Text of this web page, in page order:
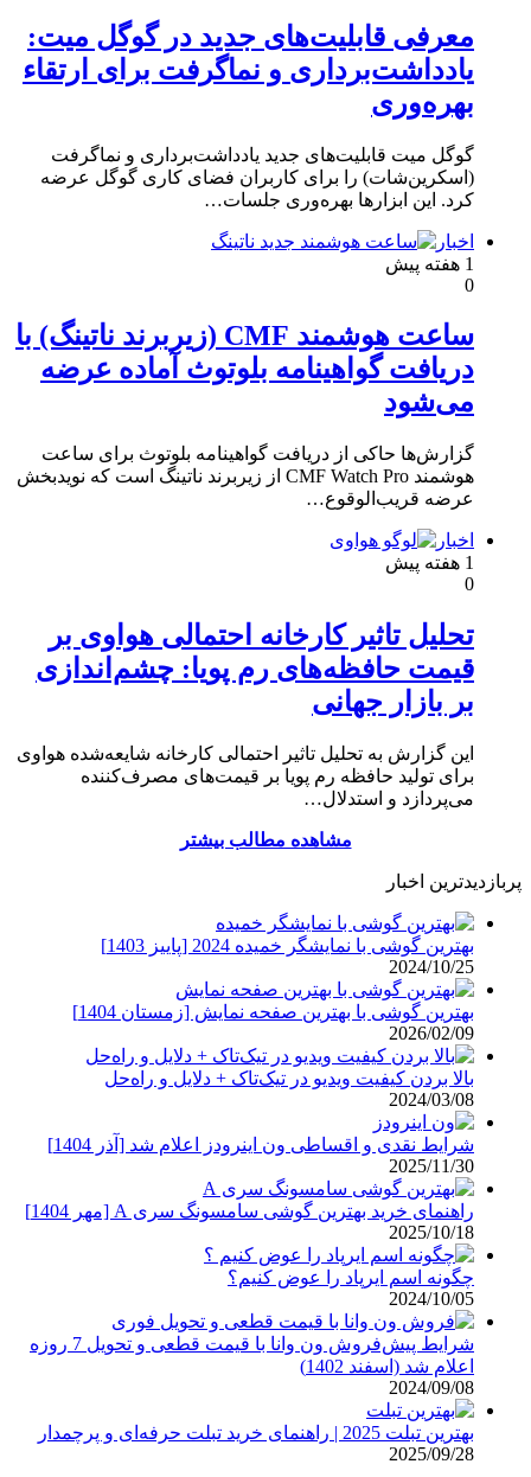
معرفی قابلیت‌های جدید در گوگل میت:
یادداشت‌برداری و نماگرفت برای ارتقاء
بهره‌وری
گوگل میت قابلیت‌های جدید یادداشت‌برداری و نماگرفت
(اسکرین‌شات) را برای کاربران فضای کاری گوگل عرضه
کرد. این ابزارها بهره‌وری جلسات…
اخبار
1 هفته پیش
0
ساعت هوشمند CMF (زیربرند ناتینگ) با
دریافت گواهینامه بلوتوث آماده عرضه
می‌شود
گزارش‌ها حاکی از دریافت گواهینامه بلوتوث برای ساعت
هوشمند CMF Watch Pro از زیربرند ناتینگ است که نویدبخش
عرضه قریب‌الوقوع…
اخبار
1 هفته پیش
0
تحلیل تاثیر کارخانه احتمالی هواوی بر
قیمت حافظه‌های رم پویا: چشم‌اندازی
بر بازار جهانی
این گزارش به تحلیل تاثیر احتمالی کارخانه شایعه‌شده هواوی
برای تولید حافظه رم پویا بر قیمت‌های مصرف‌کننده
می‌پردازد و استدلال…
مشاهده مطالب بیشتر
پربازدیدترین اخبار
بهترین گوشی با نمایشگر خمیده 2024 [پاییز 1403]
2024/10/25
بهترین گوشی با بهترین صفحه نمایش [زمستان 1404]
2026/02/09
بالا بردن کیفیت ویدیو در تیک‌تاک + دلایل و راه‌حل
2024/03/08
شرایط نقدی و اقساطی ون اینرودز اعلام شد [آذر 1404]
2025/11/30
راهنمای خرید بهترین گوشی سامسونگ سری A [مهر 1404]
2025/10/18
چگونه اسم ایرپاد را عوض کنیم؟
2024/10/05
شرایط پیش‌فروش ون وانا با قیمت قطعی و تحویل 7 روزه
اعلام شد (اسفند 1402)
2024/09/08
بهترین تبلت 2025 | راهنمای خرید تبلت حرفه‌ای و پرچمدار
2025/09/28